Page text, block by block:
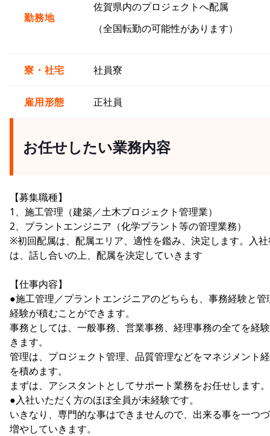
勤務地
佐賀県内のプロジェクトへ配属
（全国転勤の可能性があります）
寮・社宅 社員寮
雇用形態 正社員
お任せしたい業務内容
【募集職種】
1、施工管理（建築／土木プロジェクト管理業）
2、プラントエンジニア（化学プラント等の管理業務）
※初回配属は、配属エリア、適性を鑑み、決定します。入
は、話し合いの上、配属を決定していきます
【仕事内容】
●施工管理／プラントエンジニアのどちらも、事務経験と管
経験が積むことができます。
事務としては、一般事務、営業事務、経理事務の全てを経
きます。
管理は、プロジェクト管理、品質管理などをマネジメント
を積めます。
まずは、アシスタントとしてサポート業務をお任せします。
●入社いただく方のほぼ全員が未経験です。
いきなり、専門的な事はできませんので、出来る事を一つ
増やしていきます。